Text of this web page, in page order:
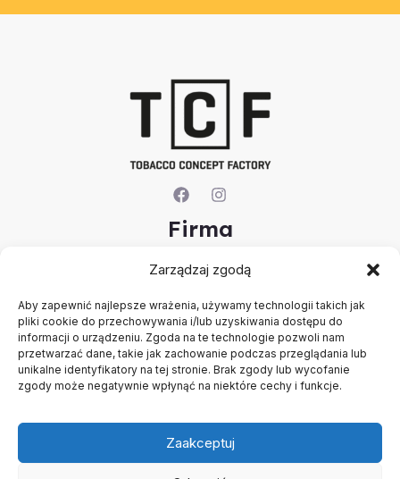
Zarządzaj zgodą
Aby zapewnić najlepsze wrażenia, używamy technologii takich jak
pliki cookie do przechowywania i/lub uzyskiwania dostępu do
informacji o urządzeniu. Zgoda na te technologie pozwoli nam
przetwarzać dane, takie jak zachowanie podczas przeglądania lub
unikalne identyfikatory na tej stronie. Brak zgody lub wycofanie
zgody może negatywnie wpłynąć na niektóre cechy i funkcje.
Zaakceptuj
Firma
O nas
Rejestracja firmy
Konto
Polityka prywatności
Regulamin